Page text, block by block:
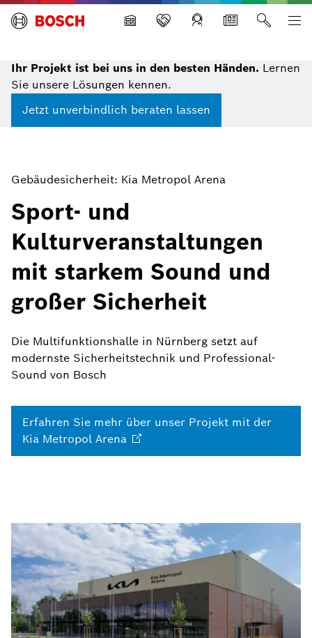
Building Technologies
Ihr Projekt ist bei uns in den besten Händen. Lernen
Sie unsere Lösungen kennen.
Jetzt unverbindlich beraten lassen
Gebäudesicherheit: Kia Metropol Arena
Sport- und
Kulturveranstaltungen
mit starkem Sound und
großer Sicherheit
Die Multifunktionshalle in Nürnberg setzt auf
modernste Sicherheitstechnik und Professional-
Sound von Bosch
Erfahren Sie mehr über unser Projekt mit der
Kia Metropol Arena